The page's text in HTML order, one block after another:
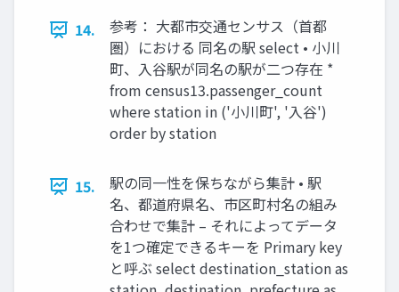
14.
参考： 大都市交通センサス（首都
圏）における 同名の駅 select • 小川
町、入谷駅が同名の駅が二つ存在 *
from census13.passenger_count
where station in ('小川町', '入谷')
order by station
15.
駅の同一性を保ちながら集計 • 駅
名、都道府県名、市区町村名の組み
合わせで集計 – それによってデータ
を1つ確定できるキーを Primary key
と呼ぶ select destination_station as